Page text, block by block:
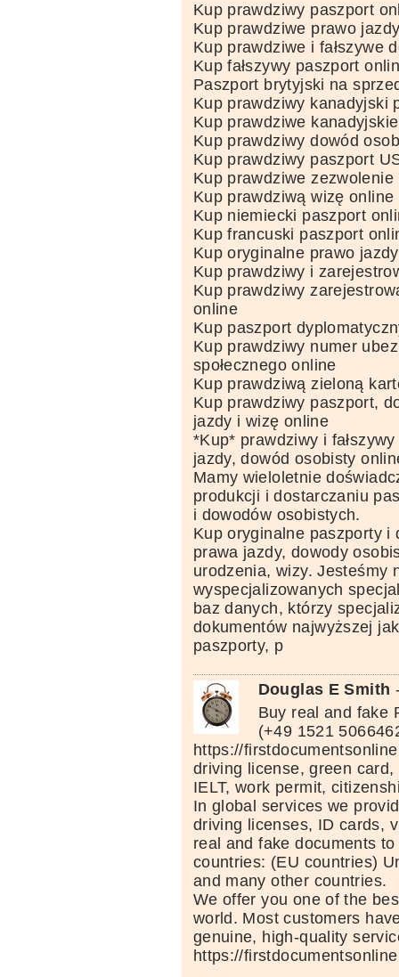
Kup prawdziwy paszport
Kup prawdziwe prawo
Kup prawdziwe i fałszywe
Kup fałszywy paszport
Paszport brytyjski na
Kup prawdziwy kanadyjski
Kup prawdziwe
Kup prawdziwy dowód
Kup prawdziwy paszport
Kup prawdziwe
Kup prawdziwą wizę online
Kup niemiecki paszport
Kup francuski paszport
Kup oryginalne prawo
Kup prawdziwy i
Kup prawdziwy
online
Kup paszport
Kup prawdziwy numer
społecznego online
Kup prawdziwą zieloną
Kup prawdziwy paszport,
jazdy i wizę online
*Kup* prawdziwy i
jazdy, dowód osobisty
Mamy wieloletnie
produkcji i dostarczaniu
i dowodów osobistych.
Kup oryginalne paszporty i
prawa jazdy, dowody
urodzenia, wizy. Jesteśmy
wyspecjalizowanych
baz danych, którzy
dokumentów najwyższej
paszporty, p
Douglas E Smith
Buy real and fake
(+49 1521
https://
driving license, green
IELT, work permit,
In global services we
driving licenses, ID cards,
real and fake documents
countries: (EU countries)
and many other countries.
We offer you one of the
world. Most customers
genuine, high-quality
https://